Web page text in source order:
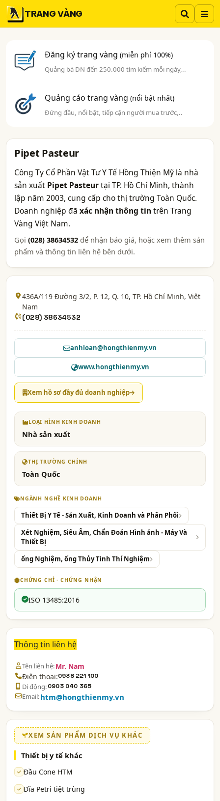
TRANG VÀNG
Đăng ký trang vàng(miễn phí 100%)
Quảng bá DN đến 250.000 tìm kiếm mỗi ngày,..
Quảng cáo trang vàng(nổi bật nhất)
Đứng đầu, nổi bật, tiếp cận người mua trước,..
Pipet Pasteur
Công Ty Cổ Phần Vật Tư Y Tế Hồng Thiện Mỹ là nhà
sản xuất Pipet Pasteurtại TP. Hồ Chí Minh, thành
lập năm 2003, cung cấp cho thị trường Toàn Quốc.
Doanh nghiệp đã xác nhận thông tin trên Trang
Vàng Việt Nam.
Gọi (028) 38634532 để nhận báo giá, hoặc xem thêm sản
phẩm và thông tin liên hệ bên dưới.
436A/119 Đường 3/2, P. 12, Q. 10, TP. Hồ Chí Minh, Việt
Nam
(028) 38634532
anhloan@hongthienmy.vn
www.hongthienmy.vn
Xem hồ sơ đầy đủ doanh nghiệp
LOẠI HÌNH KINH DOANH
Nhà sản xuất
THỊ TRƯỜNG CHÍNH
Toàn Quốc
NGÀNH NGHỀ KINH DOANH
Thiết Bị Y Tế - Sản Xuất, Kinh Doanh và Phân Phối
Xét Nghiệm, Siêu Âm, Chẩn Đoán Hình ảnh - Máy Và
Thiết Bị
ống Nghiệm, ống Thủy Tinh Thí Nghiệm
CHỨNG CHỈ · CHỨNG NHẬN
ISO 13485:2016
Thông tin liên hệ
Tên liên hệ:Mr. Nam
Điện thoại:0938 221 100
Di động:0903 040 365
Email:htm@hongthienmy.vn
XEM SẢN PHẨM DỊCH VỤ KHÁC
Thiết bị y tế khác
Đầu Cone HTM
Đĩa Petri tiệt trùng